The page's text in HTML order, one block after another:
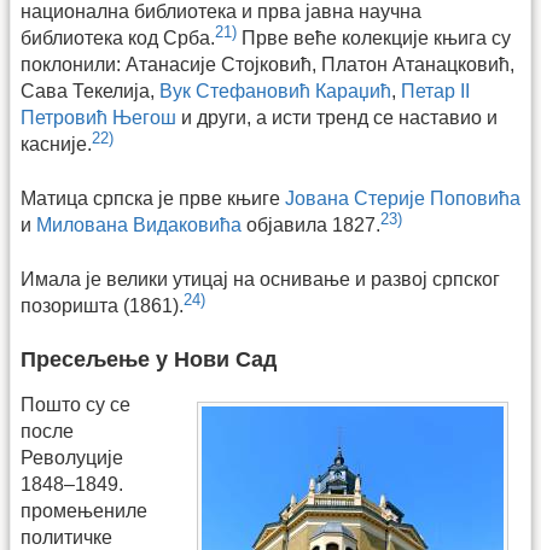
национална библиотека и прва јавна научна
библиотека код Срба.21) Прве веће колекције књига су
поклонили: Атанасије Стојковић, Платон Атанацковић,
Сава Текелија, Вук Стефановић Караџић, Петар II
Петровић Његош и други, а исти тренд се наставио и
касније.22)
Матица српска је прве књиге Јована Стерије Поповића
и Милована Видаковића објавила 1827.23)
Имала је велики утицај на оснивање и развој српског
позоришта (1861).24)
Пресељење у Нови Сад
Пошто су се
после
Револуције
1848–1849.
промењениле
политичке